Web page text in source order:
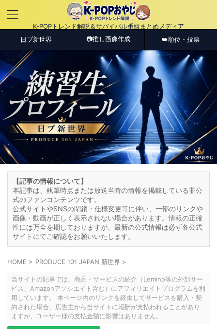
K-POPトレンド解説＆サバイバル番組まとめメディア
日プ新世界 📷推し画像作成 👑順位・投票
【記事の情報について】
本記事は、執筆時点または放送当時の情報を掲載している非公
式のファンコンテンツです。
公式サイトやSNSの閉鎖・仕様変更等に伴い、一部のリンクや
画像・動画が正しく表示されない場合があります。情報の正確
性には万全を期しておりますが、最新の公式情報は必ず各公式
サイトにてご確認をお願いいたします。
HOME > PRODUCE 101 JAPAN 新世界 >
当サイトの記事では、商品・サービスの紹介（Lemino等の外部サー
ビス、Amazonアソシエイト含む）にアフィリエイトプログラムを利
用しています。 本ページ内のリンクを経由してサービスを購入・契
約された場合、広告主から当サイトに報酬が支払われることがあり
ますが、ユーザー様の支払金額に影響はありません。